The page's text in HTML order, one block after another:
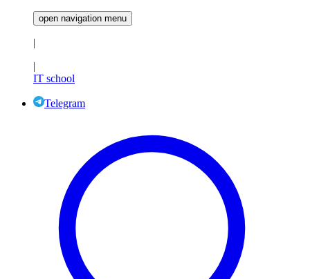
open navigation menu
|
|
IT school
Telegram